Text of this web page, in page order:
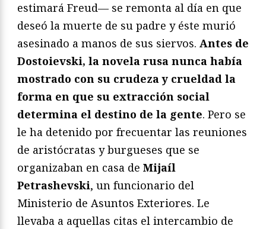
estimará Freud— se remonta al día en que
deseó la muerte de su padre y éste murió
asesinado a manos de sus siervos. Antes de
Dostoievski, la novela rusa nunca había
mostrado con su crudeza y crueldad la
forma en que su extracción social
determina el destino de la gente. Pero se
le ha detenido por frecuentar las reuniones
de aristócratas y burgueses que se
organizaban en casa de Mijaíl
Petrashevski, un funcionario del
Ministerio de Asuntos Exteriores. Le
llevaba a aquellas citas el intercambio de